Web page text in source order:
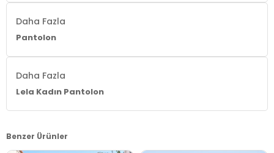
Daha Fazla
Pantolon
Daha Fazla
Lela Kadın Pantolon
Benzer Ürünler